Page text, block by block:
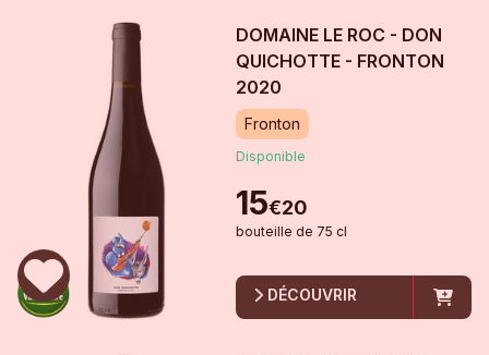
DOMAINE LE ROC - DON
QUICHOTTE - FRONTON
2020
Fronton
Disponible
15€20
bouteille de 75 cl
DÉCOUVRIR